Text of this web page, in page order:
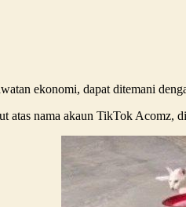
ekonomi, dapat ditemani
atas nama akaun TikTok Acomz,